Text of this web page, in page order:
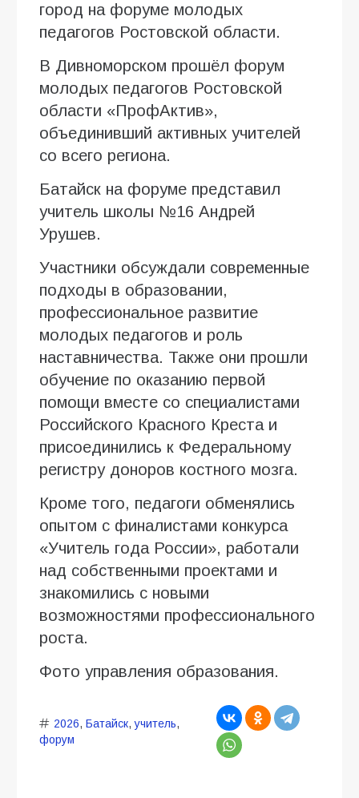
город на форуме молодых
педагогов Ростовской области.
В Дивноморском прошёл форум
молодых педагогов Ростовской
области «ПрофАктив»,
объединивший активных учителей
со всего региона.
Батайск на форуме представил
учитель школы №16 Андрей
Урушев.
Участники обсуждали современные
подходы в образовании,
профессиональное развитие
молодых педагогов и роль
наставничества. Также они прошли
обучение по оказанию первой
помощи вместе со специалистами
Российского Красного Креста и
присоединились к Федеральному
регистру доноров костного мозга.
Кроме того, педагоги обменялись
опытом с финалистами конкурса
«Учитель года России», работали
над собственными проектами и
знакомились с новыми
возможностями профессионального
роста.
Фото управления образования.
2026, Батайск,учитель,
форум